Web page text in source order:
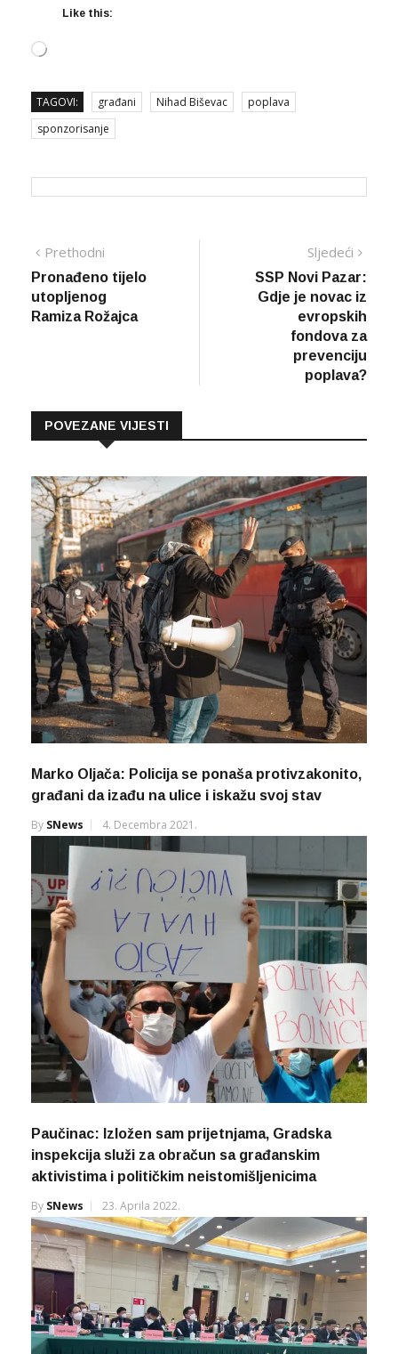
Like this:
Loading…
TAGOVI: građani Nihad Biševac
poplava
sponzorisanje
Navigacija
članaka
Prethodni
vijest
Pronađeno tijelo
utopljenog
Ramiza Rožajca
Sljedeći
SSP Novi Pazar:
Gdje je novac iz
evropskih
fondova za
prevenciju
poplava?
POVEZANE VIJESTI
Marko Oljača: Policija se ponaša protivzakonito,
građani da izađu na ulice i iskažu svoj stav
By SNews 4. Decembra 2021.
Paučinac: Izložen sam prijetnjama, Gradska
inspekcija služi za obračun sa građanskim
aktivistima i političkim neistomišljenicima
By SNews 23. Aprila 2022.